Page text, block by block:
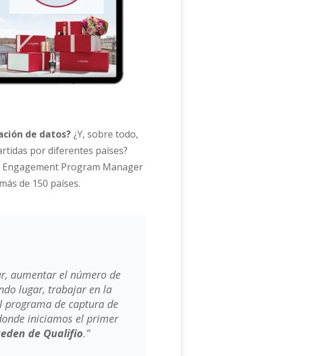
de datos? ¿Y, sobre todo,
por diferentes países?
Engagement Program Manager
de 150 países.
aumentar el número de
lugar, trabajar en la
programa de captura de
iniciamos el primer
de Qualifio.”